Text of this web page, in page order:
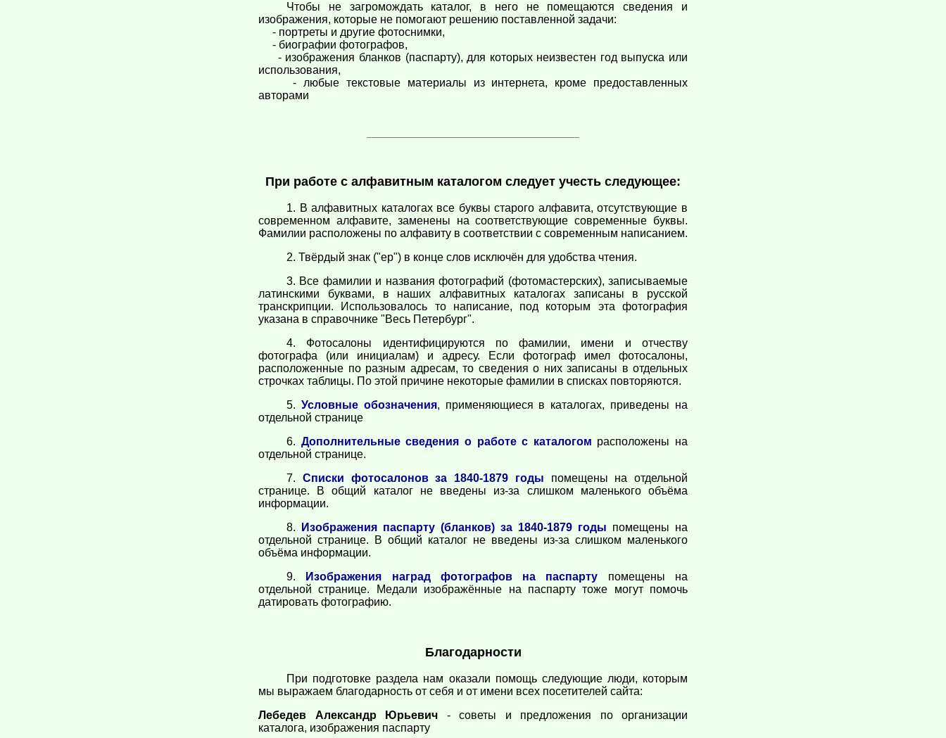
Чтобы не загромождать каталог, в него не помещаются сведения и
изображения, которые не помогают решению поставленной задачи:
- портреты и другие фотоснимки,
- биографии фотографов,
- изображения бланков (паспарту), для которых неизвестен год выпуска или
использования,
- любые текстовые материалы из интернета, кроме предоставленных
авторами
При работе с алфавитным каталогом следует учесть следующее:
1. В алфавитных каталогах все буквы старого алфавита, отсутствующие в
современном алфавите, заменены на соответствующие современные буквы.
Фамилии расположены по алфавиту в соответствии с современным написанием.
2. Твёрдый знак ("ер") в конце слов исключён для удобства чтения.
3. Все фамилии и названия фотографий (фотомастерских), записываемые
латинскими буквами, в наших алфавитных каталогах записаны в русской
транскрипции. Использовалось то написание, под которым эта фотография
указана в справочнике "Весь Петербург".
4. Фотосалоны идентифицируются по фамилии, имени и отчеству
фотографа (или инициалам) и адресу. Если фотограф имел фотосалоны,
расположенные по разным адресам, то сведения о них записаны в отдельных
строчках таблицы. По этой причине некоторые фамилии в списках повторяются.
5. Условные обозначения, применяющиеся в каталогах, приведены на
отдельной странице
6. Дополнительные сведения о работе с каталогом расположены на
отдельной странице.
7. Списки фотосалонов за 1840-1879 годы помещены на отдельной
странице. В общий каталог не введены из-за слишком маленького объёма
информации.
8.
Изображения паспарту (бланков) за 1840-1879 годы помещены на
отдельной странице. В общий каталог не введены из-за слишком маленького
объёма информации.
9.
Изображения наград фотографов на паспарту помещены на
отдельной странице. Медали изображённые на паспарту тоже могут помочь
датировать фотографию.
Благодарности
При подготовке раздела нам оказали помощь следующие люди, которым
мы выражаем благодарность от себя и от имени всех посетителей сайта:
Лебедев Александр Юрьевич - советы и предложения по организации
каталога, изображения паспарту